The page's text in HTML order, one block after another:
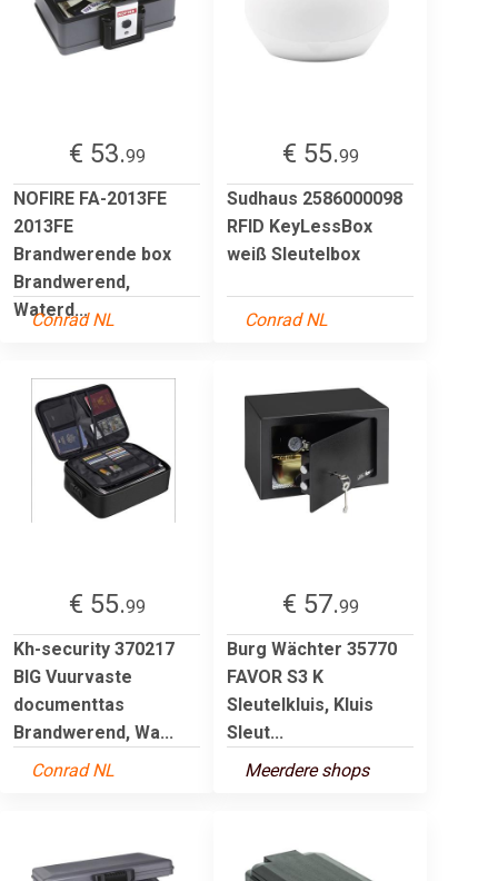
€ 53.99
NOFIRE FA-2013FE
2013FE
Brandwerende box
Brandwerend,
Waterd...
Conrad NL
€ 55.99
Sudhaus 2586000098
RFID KeyLessBox
weiß Sleutelbox
Conrad NL
€ 55.99
Kh-security 370217
BIG Vuurvaste
documenttas
Brandwerend, Wa...
Conrad NL
€ 57.99
Burg Wächter 35770
FAVOR S3 K
Sleutelkluis, Kluis
Sleut...
Meerdere shops